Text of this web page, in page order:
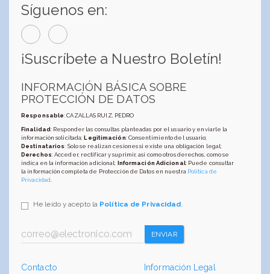
Síguenos en:
¡Suscríbete a Nuestro Boletín!
INFORMACIÓN BÁSICA SOBRE
PROTECCIÓN DE DATOS
Responsable: CAZALLAS RUIZ, PEDRO
Finalidad: Responder las consultas planteadas por el usuario y enviarle la
información solicitada; Legitimación: Consentimiento del usuario;
Destinatarios: Solo se realizan cesiones si existe una obligación legal;
Derechos: Acceder, rectificar y suprimir, así como otros derechos, como se
indica en la información adicional;
Información Adicional: Puede consultar
la información completa de Protección de Datos en nuestra Política de
Privacidad.
He leído y acepto la Política de Privacidad
ENVIAR
Contacto
Información Legal